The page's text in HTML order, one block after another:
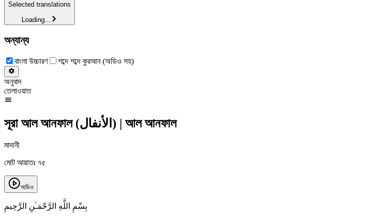
Selected translations
Loading...
অন্যান্য
বাংলা উচ্চারণ শব্দে শব্দে কুরআন (অডিও সহ)
অনুবাদ
তেলাওয়াত
সূরা আল আনফাল(الأنفال ) | আল আনফাল
মাদানী
মোট আয়াতঃ ৭৫
অডিও
بِسْمِ اللَّهِ الرَّحْمَـٰنِ الرَّحِيمِ